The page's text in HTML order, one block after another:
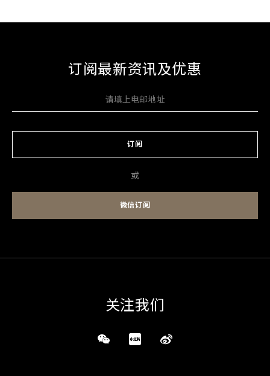
订阅最新资讯及优惠
订阅
或
微信订阅
关注我们